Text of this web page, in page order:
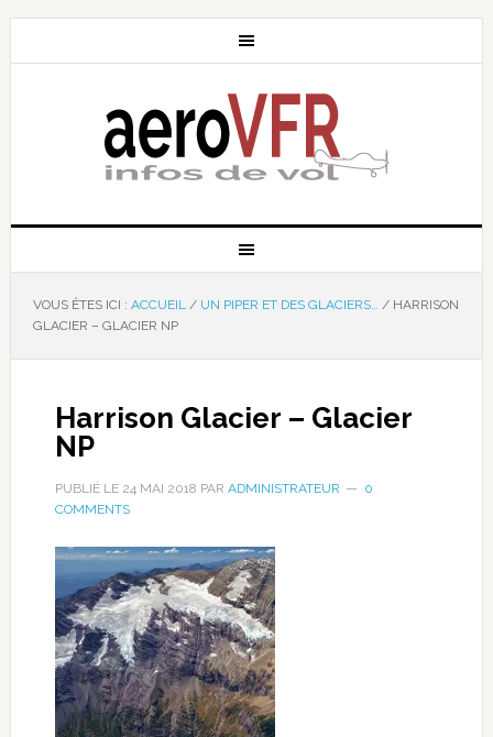
VOUS ÊTES ICI : ACCUEIL / UN PIPER ET DES GLACIERS… /HARRISON
GLACIER – GLACIER NP
Harrison Glacier – Glacier
NP
PUBLIÉ LE 24 MAI 2018 PAR ADMINISTRATEUR
0
COMMENTS